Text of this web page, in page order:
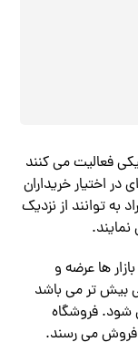
فعالیت می کنند
اختیار خریداران
به توانند از نزدیک
ها عرضه و
بیش تر می باشد
شود. فروشگاه
فروش می رسند.